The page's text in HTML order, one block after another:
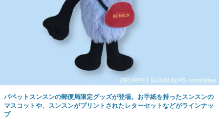
パペットスンスンの郵便局限定グッズが登場。お手紙を持ったスンスンの
マスコットや、スンスンがプリントされたレターセットなどがラインナッ
プ